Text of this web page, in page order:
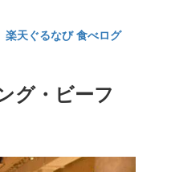
楽天ぐるなび食べログ
グ・ビーフ